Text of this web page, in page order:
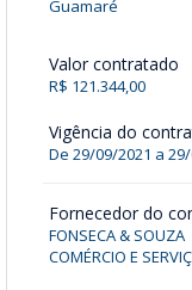
Guamaré
Valor contratado
R$ 121.344,00
Vigência do
De 29/09/2021 a
Fornecedor do
FONSECA & SOUZA
COMÉRCIO E